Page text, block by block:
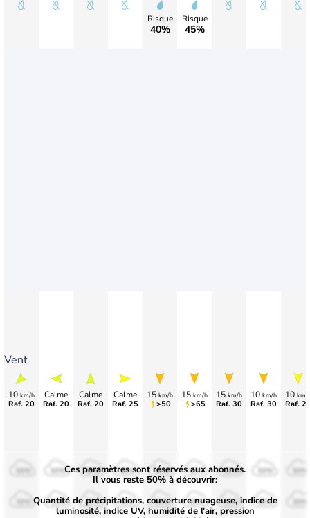
Vent
10 km/h
Raf. 20
Calme
Raf. 20
Calme
Raf. 20
Calme
Raf. 25
Risque
40%
15 km/h
>50
Risque
45%
15 km/h
>65
15 km/h
Raf. 30
10 km/h
Raf. 30
10 km/
Raf.
50%
30%
50%
30%
50%
30%
50%
30%
50%
30%
50%
30%
50%
30%
Ces paramètres sont réservés aux abonnés.
Il vous reste 50% à découvrir:
Quantité de précipitations, couverture nuageuse, indice de
luminosité, indice UV, humidité de l'air, pression